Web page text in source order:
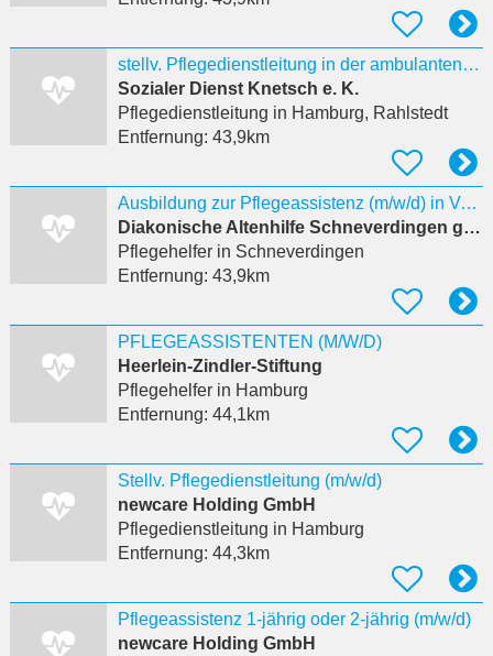
stellv. Pflegedienstleitung in der ambulanten Pflege / 5200-5500€
Sozialer Dienst Knetsch e. K.
Pflegedienstleitung in Hamburg, Rahlstedt
Entfernung: 43,9km
Ausbildung zur Pflegeassistenz (m/w/d) in Vollzeit
Diakonische Altenhilfe Schneverdingen gGmbH Der Tannenhof Hausgemeinschaften Wiesentrift
Pflegehelferin Schneverdingen
Entfernung: 43,9km
PFLEGEASSISTENTEN (M/W/D)
Heerlein-Zindler-Stiftung
Pflegehelferin Hamburg
Entfernung: 44,1km
Stellv. Pflegedienstleitung (m/w/d)
newcare Holding GmbH
Pflegedienstleitung in Hamburg
Entfernung: 44,3km
Pflegeassistenz 1-jährig oder 2-jährig (m/w/d)
newcare Holding GmbH